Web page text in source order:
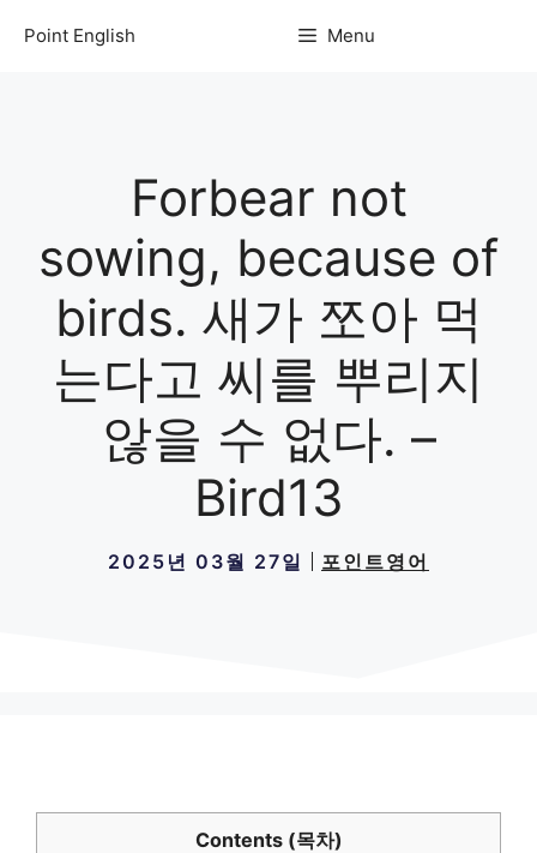
Point English Menu
Forbear not
sowing, because of
birds. 새가 쪼아 먹
는다고 씨를 뿌리지
않을 수 없다. –
Bird13
2025년 03월 27일 포인트영어
Contents (목차)